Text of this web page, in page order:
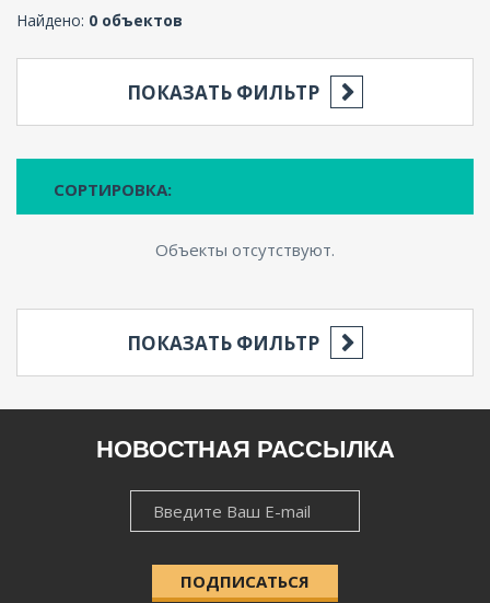
Найдено: 0 объектов
ПОКАЗАТЬ ФИЛЬТР
СОРТИРОВКА:
Объекты отсутствуют.
ПОКАЗАТЬ ФИЛЬТР
НАСЕЛЁННЫЙ ПУНКТ
НОВОСТНАЯ РАССЫЛКА
ПОДПИСАТЬСЯ